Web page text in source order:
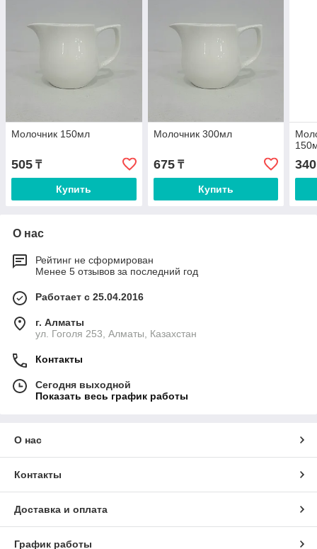
Молочник 150мл
505 ₸
Купить
Молочник 300мл
675₸
Купить
340
О нас
Рейтинг не сформирован
Менее 5 отзывов за последний год
Работает с 25.04.2016
г. Алматы
ул. Гоголя 253, Алматы, Казахстан
Контакты
Сегодня выходной
Показать весь график работы
О нас
Контакты
Доставка и оплата
График работы